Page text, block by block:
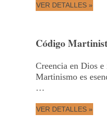
VER DETALLES »
Código
Creencia en Dios
Martinismo es
…
VER DETALLES »